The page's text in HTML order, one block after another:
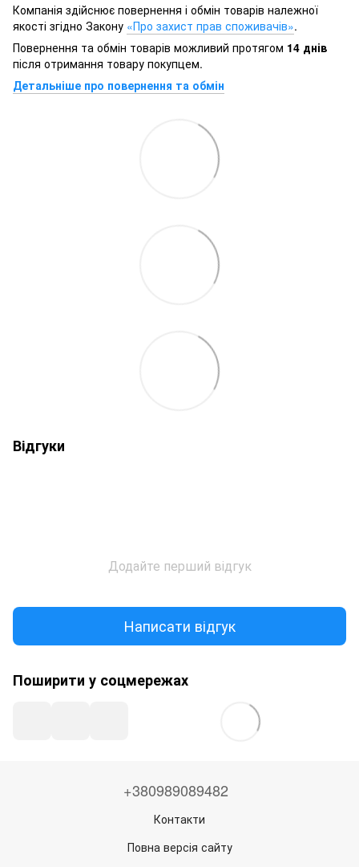
Компанія здійснює повернення і обмін товарів належної
якості згідно Закону «Про захист прав споживачів».
Повернення та обмін товарів можливий протягом 14 днів
після отримання товару покупцем.
Детальніше про повернення та обмін
Відгуки
Додайте перший відгук
Написати відгук
Поширити у соцмережах
+380989089482
Контакти
Повна версія сайту